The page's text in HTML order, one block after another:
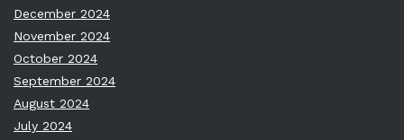
December 2024
November 2024
October 2024
September 2024
August 2024
July 2024